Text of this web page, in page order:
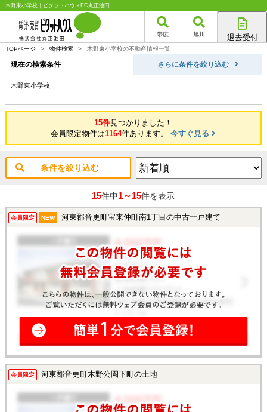
木野東小学校｜ピタットハウスFC丸正池田
帯広 旭川 退去受付
旭川店
TOPページ > 物件検索 > 木野東小学校の不動産情報一覧
現在の検索条件 さらに条件を絞り込む
木野東小学校
15件見つかりました！
会員限定物件は1164件あります。今すぐ見る
条件を絞り込む
15件中1～15件を表示
会員限定 NEW 河東郡音更町宝来仲町南1丁目の中古一戸建て
会員限定 河東郡音更町木野公園下町の土地